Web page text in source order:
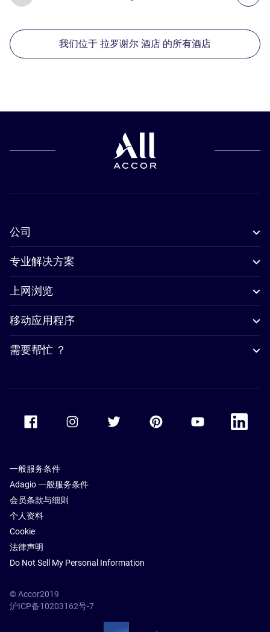
我们位于 拉罗谢尔 酒店 的所有酒店
公司
专业解决方案
上网浏览
移动应用程序
需要帮忙 ？
Accor Facebook Accor TwitterAccor PinterestAccor Youtube
Accor
一般服务条件
Adagio 一般服务条件
会员条款与细则
个人资料
Cookie
法律声明
Do Not Sell My Personal Information
© Accor2019
沪ICP备10203162号-7